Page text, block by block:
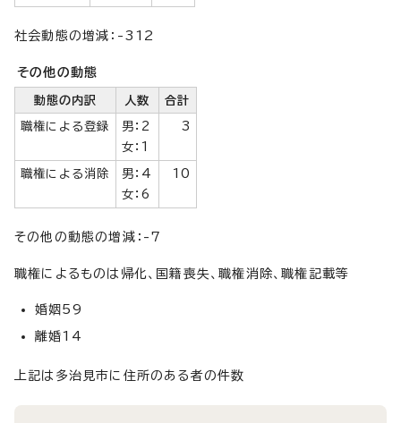
社会動態の増減：-312
その他の動態
動態の内訳 人数 合計
職権による登録
男：2
女：1
3
職権による消除
男：4
女：6
10
その他の動態の増減：-7
職権によるものは帰化、国籍喪失、職権消除、職権記載等
婚姻59
離婚14
上記は多治見市に住所のある者の件数